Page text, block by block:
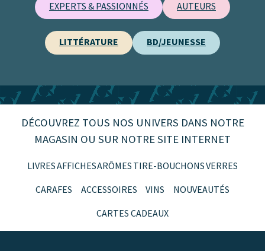
EXPERTS & PASSIONNÉS AUTEURS
LITTÉRATURE BD/JEUNESSE
DÉCOUVREZ TOUS NOS UNIVERS DANS NOTRE
MAGASIN OU SUR NOTRE SITE INTERNET
LIVRESAFFICHESARÔMES TIRE-BOUCHONSVERRES
CARAFES ACCESSOIRES VINS NOUVEAUTÉS
CARTES CADEAUX